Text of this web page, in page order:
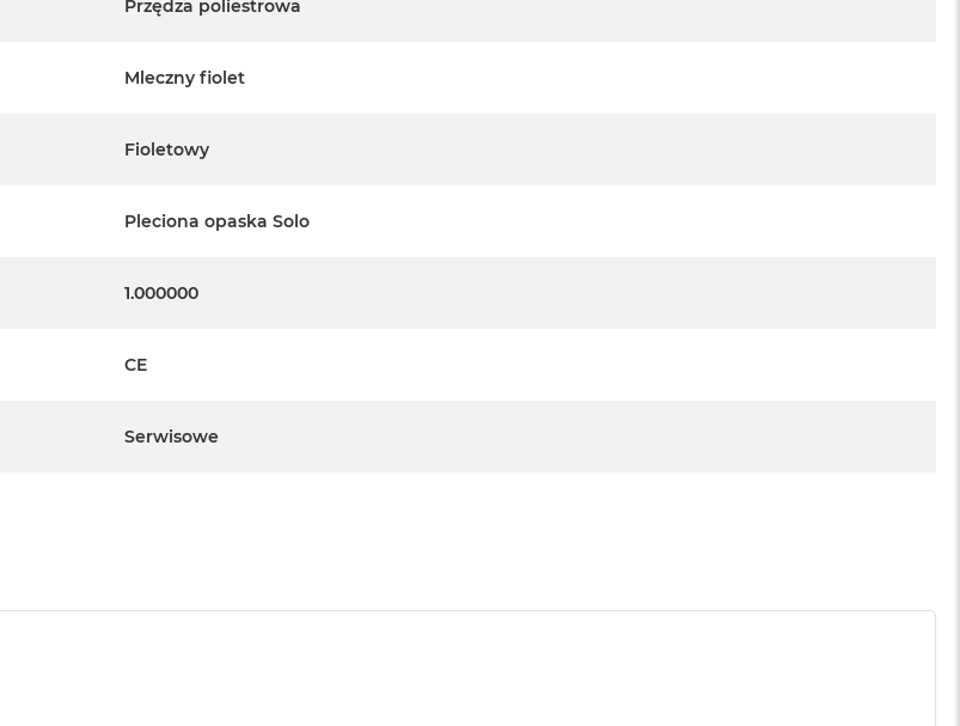
Przędza poliestrowa
Mleczny fiolet
Fioletowy
Pleciona opaska Solo
1.000000
CE
Serwisowe